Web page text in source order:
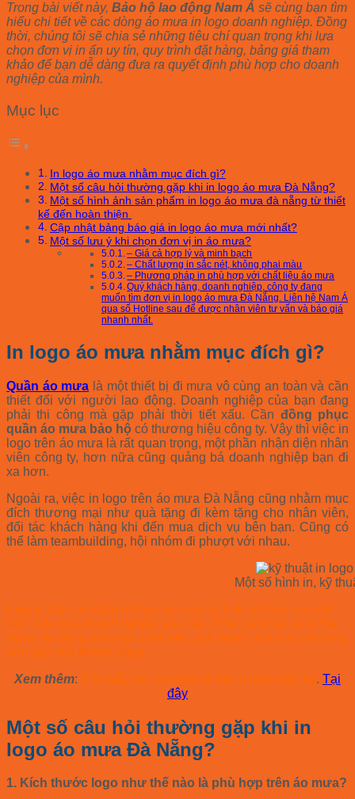
Trong bài viết này, Bảo hộ lao động Nam Á sẽ cùng bạn tìm
hiểu chi tiết về các dòng áo mưa in logo doanh nghiệp. Đồng
thời, chúng tôi sẽ chia sẻ những tiêu chí quan trọng khi lựa
chọn đơn vị in ấn uy tín, quy trình đặt hàng, bảng giá tham
khảo để bạn dễ dàng đưa ra quyết định phù hợp cho doanh
nghiệp của mình.
Mục lục
In logo áo mưa nhằm mục đích gì?
Một số câu hỏi thường gặp khi in logo áo mưa Đà Nẵng?
Một số hình ảnh sản phẩm in logo áo mưa đà nẵng từ thiết
kế đến hoàn thiện
Cập nhật bảng báo giá in logo áo mưa mới nhất?
Một số lưu ý khi chọn đơn vị in áo mưa?
– Giá cả hợp lý và minh bạch
– Chất lượng in sắc nét, không phai màu
– Phương pháp in phù hợp với chất liệu áo mưa
Quý khách hàng, doanh nghiệp, công ty đang
muốn tìm đơn vị in logo áo mưa Đà Nẵng. Liên hệ Nam Á
qua số Hotline sau để được nhân viên tư vấn và báo giá
nhanh nhất.
In logo áo mưa nhằm mục đích gì?
Quần áo mưa là một thiết bị đi mưa vô cùng an toàn và cần
thiết đối với người lao động. Doanh nghiệp của bạn đang
phải thi công mà gặp phải thời tiết xấu. Cần đồng phục
quần áo mưa bảo hộ có thương hiệu công ty. Vậy thì việc in
logo trên áo mưa là rất quan trọng, một phần nhận diện nhân
viên công ty, hơn nữa cũng quảng bá doanh nghiệp bạn đi
xa hơn.
Ngoài ra, việc in logo trên áo mưa Đà Nẵng cũng nhằm mục
đích thương mại như quà tặng đi kèm tặng cho nhân viên,
đối tác khách hàng khi đến mua dịch vụ bên bạn. Cũng có
thể làm teambuilding, hội nhóm đi phượt với nhau.
Một số hình in, kỹ
Lưu ý: Nam Á nhận in logo áo mưa từ 5 áo trở lên, có xuất
VAT nếu quý doanh nghiệp yêu cầu. Phân phối áo mưa Đà
Nẵng đa dạng mẫu mã, chất liệu, giá thành phù hợp với từng
nhu cầu của khách hàng.
Xem thêm: Các mẫu áo mưa bộ có thể in logo trên áo. Tại
đây
Một số câu hỏi thường gặp khi in
logo áo mưa Đà Nẵng?
1. Kích thước logo như thế nào là phù hợp trên áo mưa?